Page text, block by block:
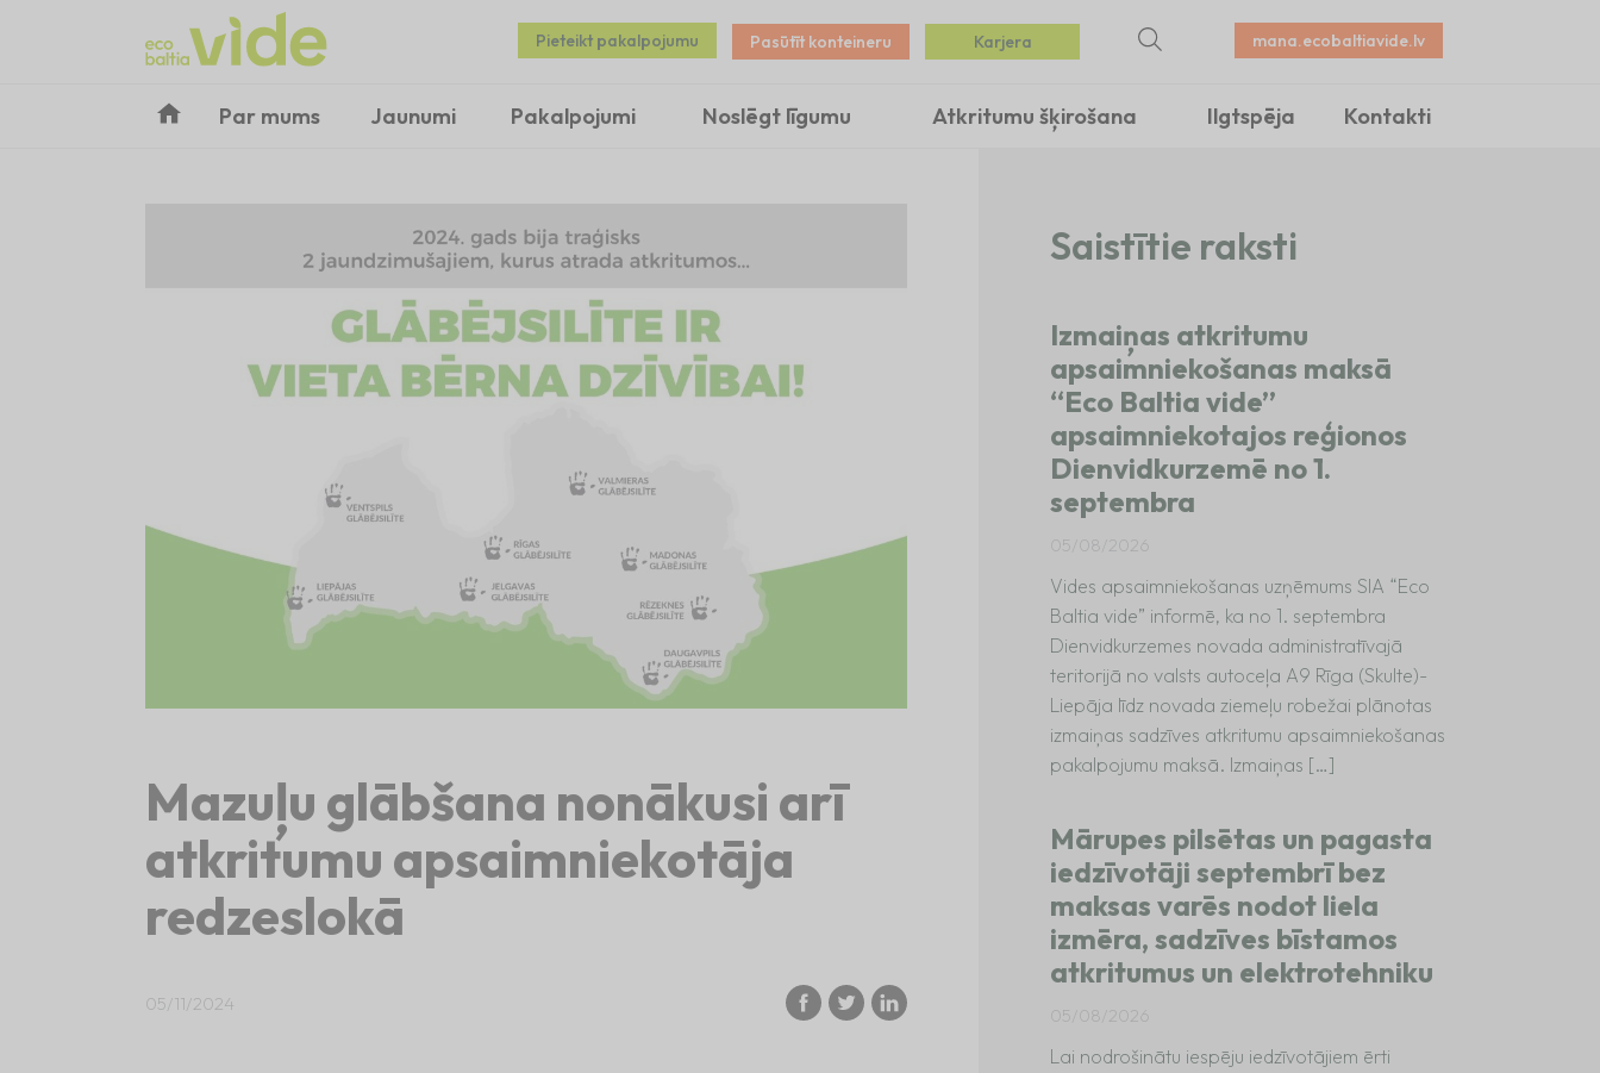
Pieteikt pakalpojumu Pasūtīt konteineru Karjera mana.ecobaltiavide.lv
Par mums Jaunumi Pakalpojumi Noslēgt līgumu Atkritumu šķirošana Ilgtspēja Kontakti
Mazuļu glābšana nonākusi arī
atkritumu apsaimniekotāja
redzeslokā
05/11/2024
Saistītie raksti
Izmaiņas atkritumu
apsaimniekošanas maksā
“Eco Baltia vide”
apsaimniekotajos reģionos
Dienvidkurzemē no 1.
septembra
05/08/2026
Vides apsaimniekošanas uzņēmums SIA “Eco
Baltia vide” informē, ka no 1. septembra
Dienvidkurzemes novada administratīvajā
teritorijā no valsts autoceļa A9 Rīga (Skulte)-
Liepāja līdz novada ziemeļu robežai plānotas
izmaiņas sadzīves atkritumu apsaimniekošanas
pakalpojumu maksā. Izmaiņas […]
Mārupes pilsētas un pagasta
iedzīvotāji septembrī bez
maksas varēs nodot liela
izmēra, sadzīves bīstamos
atkritumus un elektrotehniku
05/08/2026
Lai nodrošinātu iespēju iedzīvotājiem ērti